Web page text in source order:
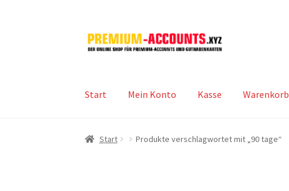
Zur
Navigation
Zum
Inhalt
Start Mein Konto Kasse Warenkorb
Start Produkte verschlagwortet mit „90 tage“